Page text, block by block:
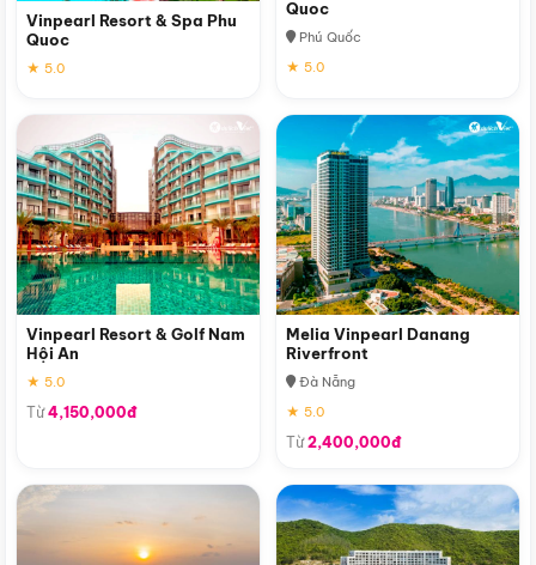
Vinpearl Resort & Spa Phu
Quoc
★ 5.0
Quoc
Phú Quốc
★ 5.0
Vinpearl Resort & Golf Nam
Hội An
★ 5.0
Từ4,150,000đ
Melia Vinpearl Danang
Riverfront
Đà Nẵng
★ 5.0
Từ2,400,000đ